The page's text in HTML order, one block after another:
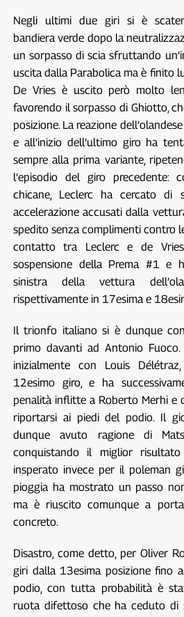
Negli ultimi due giri si è
bandiera verde dopo la
un sorpasso di scia sfruttando
uscita dalla Parabolica ma è finito
De Vries è uscito però molto
favorendo il sorpasso di Ghiotto,
posizione. La reazione
e all’inizio dell’ultimo giro ha
sempre alla prima variante,
l’episodio del giro precedente:
chicane, Leclerc ha cercato di
accelerazione accusati dalla
spedito senza complimenti contro
contatto tra Leclerc e de
sospensione della Prema #1 e
sinistra della vettura
rispettivamente in 17esima e
Il trionfo italiano si è dunque
primo davanti ad Antonio
inizialmente con Louis
12esimo giro, e ha
penalità inflitte a Roberto Merhi e
riportarsi ai piedi del podio. Il
dunque avuto ragione di
conquistando il miglior
insperato invece per il poleman
pioggia ha mostrato un passo
ma è riuscito comunque a
concreto.
Disastro, come detto, per Oliver
giri dalla 13esima posizione fino
podio, con tutta probabilità è
ruota difettoso che ha ceduto di